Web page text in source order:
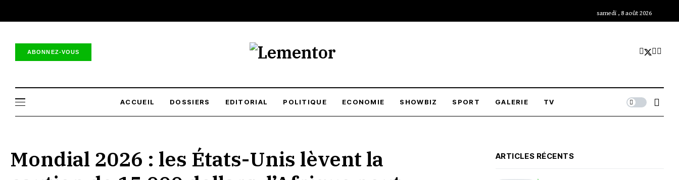
samedi , 8 août 2026
ABONNEZ-VOUS
ACCUEIL DOSSIERS EDITORIAL POLITIQUE ECONOMIE SHOWBIZ SPORT GALERIE TV
Mondial 2026 : les États-Unis lèvent la
ARTICLES RÉCENTS